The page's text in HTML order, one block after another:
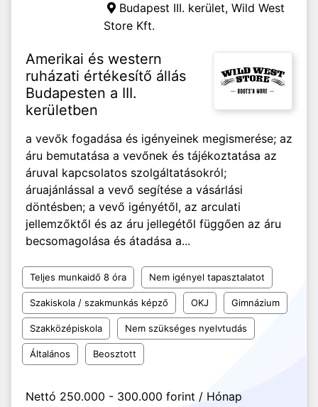
Budapest III. kerület, Wild West
Store Kft.
Amerikai és western
ruházati értékesítő állás
Budapesten a III.
kerületben
a vevők fogadása és igényeinek megismerése; az
áru bemutatása a vevőnek és tájékoztatása az
áruval kapcsolatos szolgáltatásokról;
áruajánlással a vevő segítése a vásárlási
döntésben; a vevő igényétől, az arculati
jellemzőktől és az áru jellegétől függően az áru
becsomagolása és átadása a...
Teljes munkaidő 8 óra Nem igényel tapasztalatot
Szakiskola / szakmunkás képző OKJ Gimnázium
Szakközépiskola Nem szükséges nyelvtudás
Általános Beosztott
Nettó 250.000 - 300.000 forint / Hónap